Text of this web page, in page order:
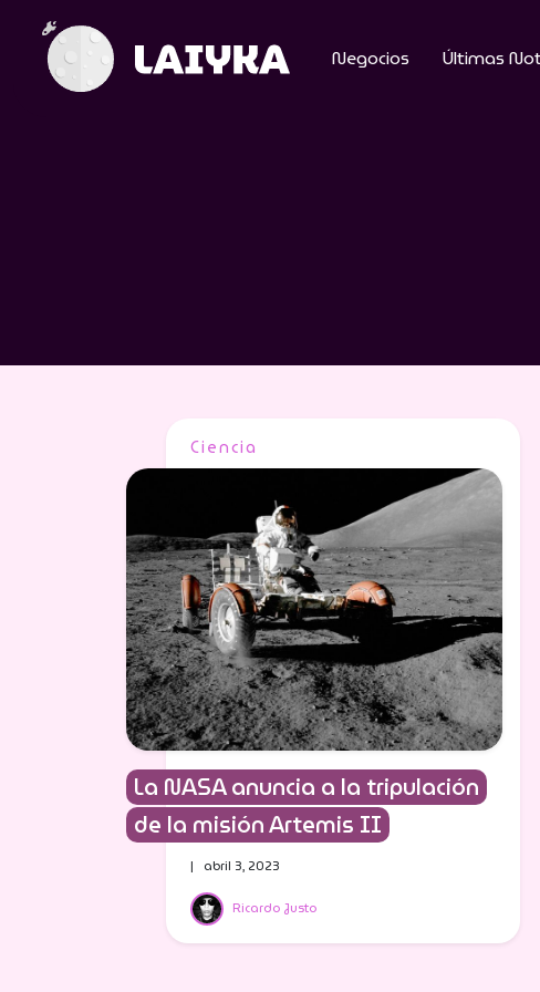
Negocios Últimas
Ciencia
La NASA anuncia a la tripulación
de la misión Artemis II
Ricardo Justo
| abril 3, 2023